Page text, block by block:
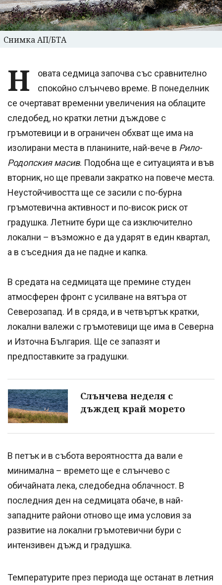
Снимка АП/БТА
Н
овата седмица започва със сравнително
спокойно слънчево време. В понеделник
се очертават временни увеличения на облаците
следобед, но кратки летни дъждове с
гръмотевици и в ограничен обхват ще има на
изолирани места в планините, най-вече в Рило-
Родопския масив. Подобна ще е ситуацията и във
вторник, но ще превали закратко на повече места.
Неустойчивостта ще се засили с по-бурна
гръмотевична активност и по-висок риск от
градушка. Летните бури ще са изключително
локални – възможно е да ударят в един квартал,
а в съседния да не падне и капка.
В средата на седмицата ще премине студен
атмосферен фронт с усилване на вятъра от
Северозапад. И в сряда, и в четвъртък кратки,
локални валежи с гръмотевици ще има в Северна
и Източна България. Ще се запазят и
предпоставките за градушки.
Слънчева неделя с
дъждец край морето
В петък и в събота вероятността да вали е
минимална – времето ще е слънчево с
обичайната лека, следобедна облачност. В
последния ден на седмицата обаче, в най-
западните райони отново ще има условия за
развитие на локални гръмотевични бури с
интензивен дъжд и градушка.
Температурите през периода ще останат в летния